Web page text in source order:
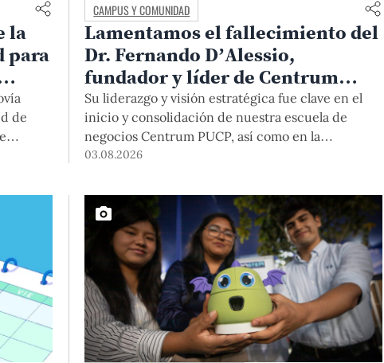
la
para
de
y la
de la
CAMPUS Y COMUNIDAD
Lamentamos el fallecimiento del
Dr. Fernando D’Alessio,
fundador y líder de Centrum
PUCP
Su liderazgo y visión estratégica fue clave en el
inicio y consolidación de nuestra escuela de
negocios Centrum PUCP, así como en la
formación de profesionales empresariales
Universidad agradece el aporte del vicealmirante
AP (r) Dr. Fernando D'Alessio (1944-2026).
03.08.2026